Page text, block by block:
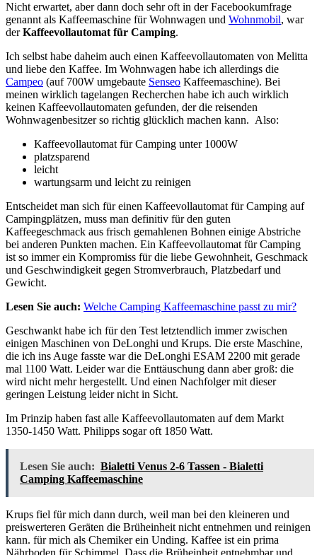
Nicht erwartet, aber dann doch sehr oft in der Facebookumfrage
genannt als Kaffeemaschine für Wohnwagen und Wohnmobil, war
derKaffeevollautomat für Camping.
Ich selbst habe daheim auch einen Kaffeevollautomaten von Melitta
und liebe den Kaffee. Im Wohnwagen habe ich allerdings die
Campeo (auf 700W umgebaute Senseo Kaffeemaschine). Bei
meinen wirklich tagelangen Recherchen habe ich auch wirklich
keinen Kaffeevollautomaten gefunden, der die reisenden
Wohnwagenbesitzer so richtig glücklich machen kann. Also:
Kaffeevollautomat für Camping unter 1000W
platzsparend
leicht
wartungsarm und leicht zu reinigen
Entscheidet man sich für einen Kaffeevollautomat für Camping auf
Campingplätzen, muss man definitiv für den guten
Kaffeegeschmack aus frisch gemahlenen Bohnen einige Abstriche
bei anderen Punkten machen. Ein Kaffeevollautomat für Camping
ist so immer ein Kompromiss für die liebe Gewohnheit, Geschmack
und Geschwindigkeit gegen Stromverbrauch, Platzbedarf und
Gewicht.
Lesen Sie auch: Welche Camping Kaffeemaschine passt zu mir?
Geschwankt habe ich für den Test letztendlich immer zwischen
einigen Maschinen von DeLonghi und Krups. Die erste Maschine,
die ich ins Auge fasste war die DeLonghi ESAM 2200 mit gerade
mal 1100 Watt. Leider war die Enttäuschung dann aber groß: die
wird nicht mehr hergestellt. Und einen Nachfolger mit dieser
geringen Leistung leider nicht in Sicht.
Im Prinzip haben fast alle Kaffeevollautomaten auf dem Markt
1350-1450 Watt. Philipps sogar oft 1850 Watt.
Lesen Sie auch: Bialetti Venus 2-6 Tassen - Bialetti
Camping Kaffeemaschine
Krups fiel für mich dann durch, weil man bei den kleineren und
preiswerteren Geräten die Brüheinheit nicht entnehmen und reinigen
kann. für mich als Chemiker ein Unding. Kaffee ist ein prima
Nährboden für Schimmel. Dass die Brüheinheit entnehmbar und